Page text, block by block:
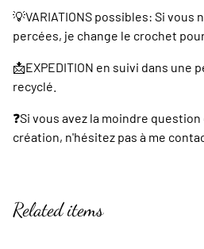
💡VARIATIONS possibles: Si vous
percées, je change le crochet
📩EXPEDITION en suivi dans
recyclé.
❓️Si vous avez la moindre
création, n'hésitez pas à me
Related items